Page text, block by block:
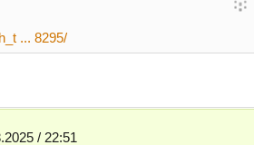
... 8295/
/ 22:51